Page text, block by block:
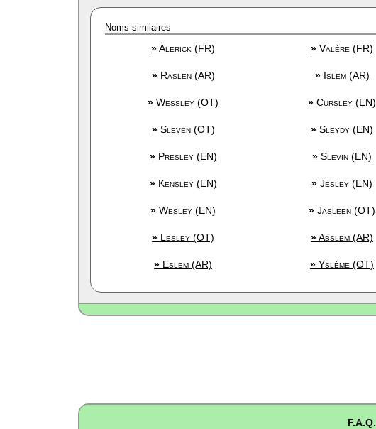
Noms similaires
»Alerick (FR) » Valère (FR)
»Raslen (AR) »Islem (AR)
» Wessley (OT) » Cursley (EN)
»Sleven (OT) » Sleydy (EN)
»Presley (EN) » Slevin (EN)
»Kensley (EN) » Jesley (EN)
» Wesley (EN) » Jasleen (OT)
» Lesley (OT) »Abslem (AR)
» Eslem (AR) » Yslème (OT)
F.A.Q.